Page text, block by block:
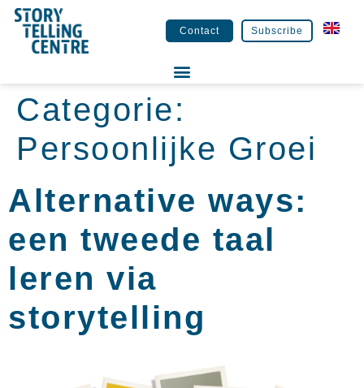
Contact Subscribe
Categorie:
Persoonlijke Groei
Alternative ways:
een tweede taal
leren via
storytelling